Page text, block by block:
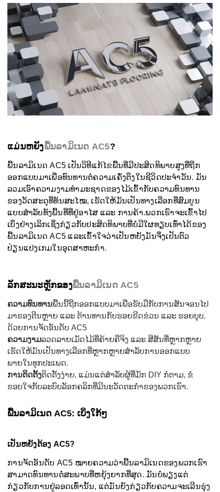
ແມ່ນຫຍັງພື້ນລາມິເນດ AC5?
ພື້ນລາມິເນດ AC5 ເປັນວິທີແກ້ໄຂພື້ນທີ່ມີປະສິດທິພາບສູງທີ່ຖືກ
ອອກແບບມາເພື່ອທົນທານຕໍ່ຄວາມເຄັ່ງຕຶງໃນຊີວິດປະຈຳວັນ. ມັນ
ລວມເອົາຄວາມງາມທຳມະຊາດຂອງໄມ້ເຂົ້າກັບຄວາມທົນທານ
ຂອງວັດສະດຸທີ່ທັນສະໄໝ, ເຮັດໃຫ້ມັນເປັນທາງເລືອກທີ່ສົມບູນ
ແບບສຳລັບທັງພື້ນທີ່ທີ່ຢູ່ອາໄສ ແລະ ການຄ້າ.ພວກເຮົາຈະເຂົ້າໄປ
ເບິ່ງຢ່າງເລິກເຊິ່ງກ່ຽວກັບປະສິດທິພາບທີ່ບໍ່ມີໃຜທຽບເທົ່າໄດ້ຂອງ
ພື້ນລາມິເນດ AC5 ແລະເຂົ້າໃຈວ່າເປັນຫຍັງມັນຈຶ່ງເປັນຕົວ
ປ່ຽນແປງເກມໃນອຸດສາຫະກໍາ.
ລັກສະນະຫຼັກຂອງພື້ນລາມິເນດ AC5
ຄວາມທົນທານພື້ນນີ້ຖືກອອກແບບມາເພື່ອຮັບມືກັບການສັນຈອນໄປ
ມາຂອງຕີນຫຼາຍ ແລະ ຕ້ານທານກັບຮອຍຂີດຂ່ວນ ແລະ ຮອຍບຸບ.
ດ້ວຍການຈັດອັນດັບ AC5
ຄວາມງາມລວດລາຍເມັດໄມ້ທີ່ຄ້າຍຄືຈິງ ແລະ ສີສັນທີ່ຫຼາກຫຼາຍ
ເຮັດໃຫ້ມັນເປັນທາງເລືອກທີ່ຫຼາກຫຼາຍສຳລັບການອອກແບບ
ພາຍໃນທຸກປະເພດ.
ການຕິດຕັ້ງຕິດຕັ້ງງ່າຍ, ແມ່ນແຕ່ສຳລັບຜູ້ທີ່ມັກ DIY ກໍຕາມ, ຂໍ
ຂອບໃຈກັບລະບົບລັອກຄລິກທີ່ມີນະວັດຕະກໍາຂອງພວກເຮົາ.
ພື້ນລາມິເນດ AC5: ເບິ່ງໃກ້ໆ
ເປັນຫຍັງຕ້ອງ AC5?
ການຈັດອັນດັບ AC5 ໝາຍຄວາມວ່າພື້ນລາມິເນດຂອງພວກເຮົາ
ສາມາດທົນທານຕໍ່ສະພາບທີ່ຫຍຸ້ງຍາກທີ່ສຸດ. ມັນບໍ່ພຽງແຕ່
ກ່ຽວກັບການຢູ່ລອດເທົ່ານັ້ນ, ແຕ່ມັນຍັງກ່ຽວກັບຄວາມຈະເລີນຮຸ່ງ